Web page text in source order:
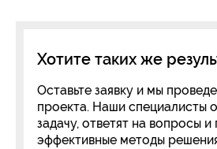
Хотите таких же
Оставьте заявку и мы
проекта. Наши специалисты
задачу, ответят на вопросы
эффективные методы